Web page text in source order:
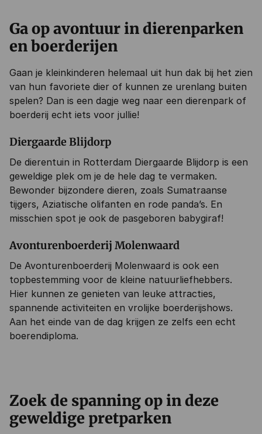
Ga op avontuur in dierenparken
en boerderijen
Gaan je kleinkinderen helemaal uit hun dak bij het zien
van hun favoriete dier of kunnen ze urenlang buiten
spelen? Dan is een dagje weg naar een dierenpark of
boerderij echt iets voor jullie!
Diergaarde Blijdorp
De dierentuin in Rotterdam Diergaarde Blijdorp is een
geweldige plek om je de hele dag te vermaken.
Bewonder bijzondere dieren, zoals Sumatraanse
tijgers, Aziatische olifanten en rode panda’s. En
misschien spot je ook de pasgeboren babygiraf!
Avonturenboerderij Molenwaard
De Avonturenboerderij Molenwaard is ook een
topbestemming voor de kleine natuurliefhebbers.
Hier kunnen ze genieten van leuke attracties,
spannende activiteiten en vrolijke boerderijshows.
Aan het einde van de dag krijgen ze zelfs een echt
boerendiploma.
Zoek de spanning op in deze
geweldige pretparken